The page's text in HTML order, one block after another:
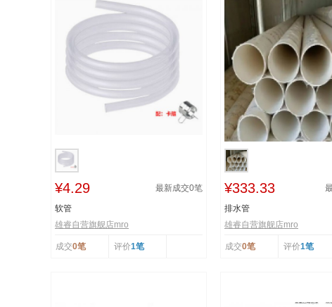
¥4.29 最新成交0笔
软管
雄睿自营旗舰店mro
成交0笔 评价1笔
¥333.33
排水管
雄睿自营旗舰店mro
成交0笔 评价1笔